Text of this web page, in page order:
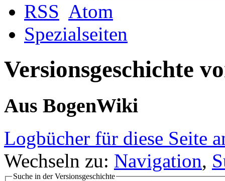
RSS Atom
Spezialseiten
Versionsgeschichte
Aus BogenWiki
Logbücher für diese Seite
Wechseln zu: Navigation,
Suche in der Versionsgeschichte